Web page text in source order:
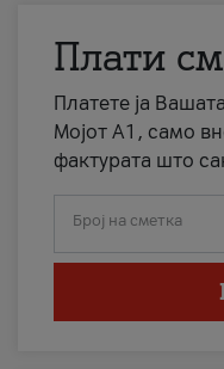
Плати
Платете ја
Мојот А1, само
фактурата што
Број на сметка